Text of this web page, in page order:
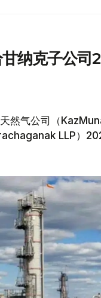
纳克子公
然气公司（
LLP）